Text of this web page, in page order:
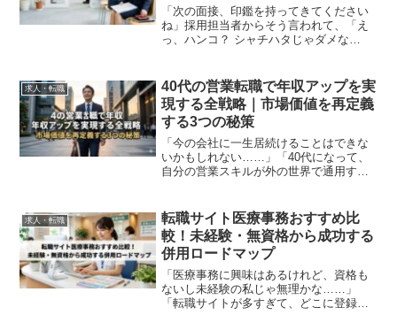
「次の面接、印鑑を持ってきてください
ね」採用担当者からそう言われて、「え
っ、ハンコ？ シャチハタじゃダメな
接なら、なおさら「印鑑一つでマナーが
なっていないと思われたらど...
求人・転職
40代の営業転職で年収アップを実
現する全戦略｜市場価値を再定義
する3つの秘策
「今の会社に一生居続けることはできな
いかもしれない……」「40代になって、
自分の営業スキルが外の世界で通用する
るリストラの影。45歳を過ぎた営業職の
多くが、このような「...
求人・転職
転職サイト医療事務おすすめ比
較！未経験・無資格から成功する
併用ロードマップ
「医療事務に興味はあるけれど、資格も
ないし未経験の私じゃ無理かな……」
「転職サイトが多すぎて、どこに登録す